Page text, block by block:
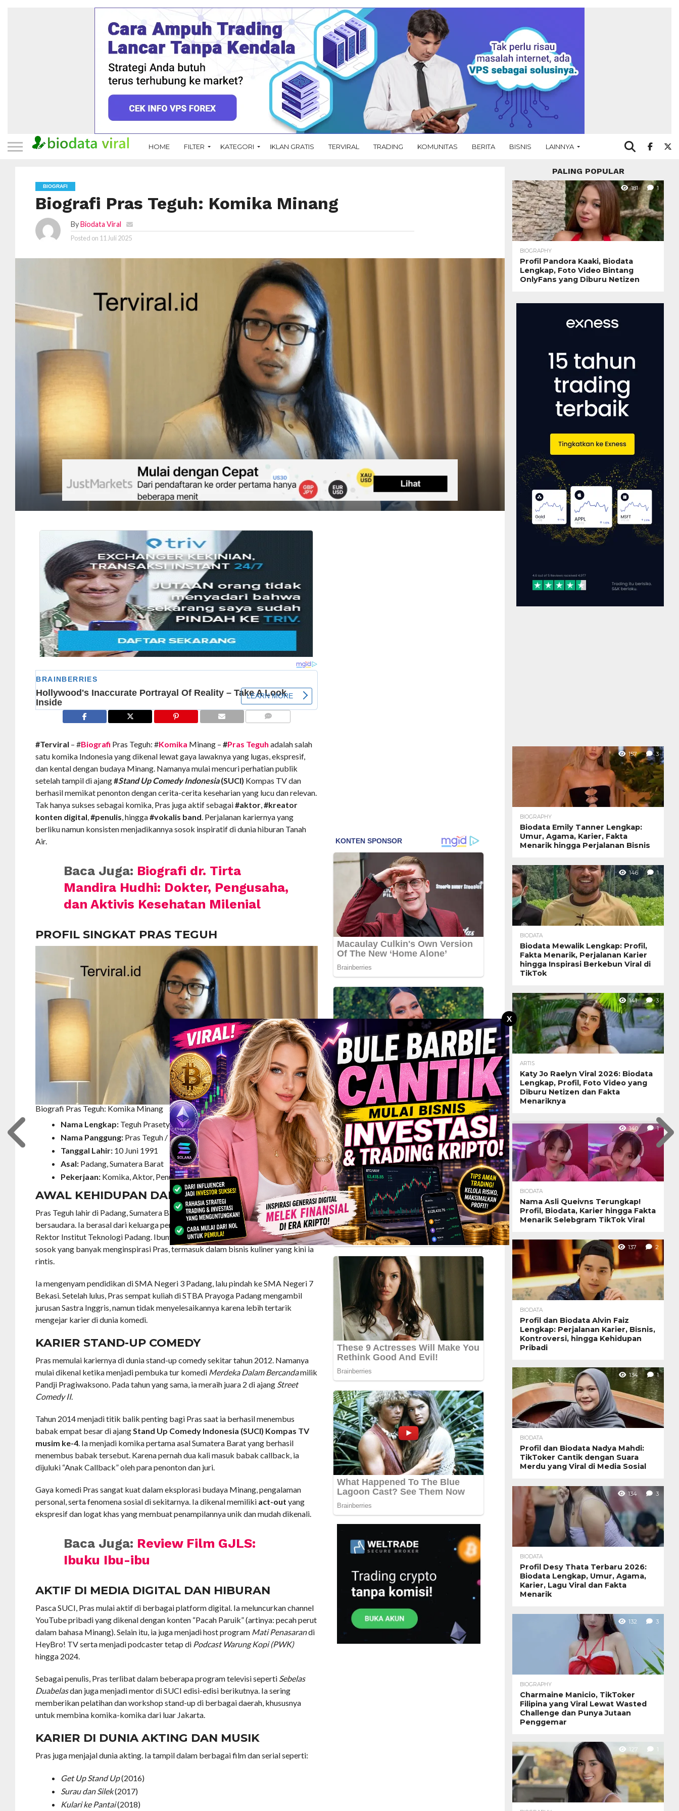
X
HOME FILTER KATEGORI IKLAN GRATIS TERVIRAL TRADING KOMUNITAS BERITA BISNIS LAINNYA
BIOGRAFI
Biografi Pras Teguh: Komika Minang
By Biodata Viral
Posted on 11 Juli 2025
#Terviral – #Biografi Pras Teguh: #Komika Minang –#Pras Teguh adalah salah
satu komika Indonesia yang dikenal lewat gaya lawaknya yang lugas, ekspresif,
dan kental dengan budaya Minang. Namanya mulai mencuri perhatian publik
setelah tampil di ajang#Stand Up Comedy Indonesia(SUCI) Kompas TV dan
berhasil memikat penonton dengan cerita-cerita keseharian yang lucu dan relevan.
Tak hanya sukses sebagai komika, Pras juga aktif sebagai#aktor,#kreator
konten digital,#penulis, hingga#vokalis band. Perjalanan kariernya yang
berliku namun konsisten menjadikannya sosok inspiratif di dunia hiburan Tanah
Air.
Baca Juga: Biografi dr. Tirta
Mandira Hudhi: Dokter, Pengusaha,
dan Aktivis Kesehatan Milenial
PROFIL SINGKAT PRAS TEGUH
Biografi Pras Teguh: Komika Minang
Nama Lengkap: Teguh Prasetyo
Nama Panggung: Pras Teguh / Praz Teguh
Tanggal Lahir: 10 Juni 1991
Asal: Padang, Sumatera Barat
Pekerjaan: Komika, Aktor, Penulis, Musisi
AWAL KEHIDUPAN DAN PENDIDIKAN
Pras Teguh lahir di Padang, Sumatera Barat, sebagai anak sulung dari tiga
bersaudara. Ia berasal dari keluarga pendidik; sang ayah, Hendri Nofrianto, adalah
Rektor Institut Teknologi Padang. Ibunya, Syalfia Ankuniarti, dikenal sebagai
sosok yang banyak menginspirasi Pras, termasuk dalam bisnis kuliner yang kini ia
rintis.
Ia mengenyam pendidikan di SMA Negeri 3 Padang, lalu pindah ke SMA Negeri 7
Bekasi. Setelah lulus, Pras sempat kuliah di STBA Prayoga Padang mengambil
jurusan Sastra Inggris, namun tidak menyelesaikannya karena lebih tertarik
mengejar karier di dunia komedi.
KARIER STAND-UP COMEDY
Pras memulai kariernya di dunia stand-up comedy sekitar tahun 2012. Namanya
mulai dikenal ketika menjadi pembuka tur komedi Merdeka Dalam Bercandamilik
Pandji Pragiwaksono. Pada tahun yang sama, ia meraih juara 2 di ajang Street
Comedy II.
Tahun 2014 menjadi titik balik penting bagi Pras saat ia berhasil menembus
babak empat besar di ajangStand Up Comedy Indonesia (SUCI) Kompas TV
musim ke-4. Ia menjadi komika pertama asal Sumatera Barat yang berhasil
menembus babak tersebut. Karena pernah dua kali masuk babak callback, ia
dijuluki “Anak Callback” oleh para penonton dan juri.
Gaya komedi Pras sangat kuat dalam eksplorasi budaya Minang, pengalaman
personal, serta fenomena sosial di sekitarnya. Ia dikenal memiliki act-out yang
ekspresif dan logat khas yang membuat penampilannya unik dan mudah dikenali.
Baca Juga: Review Film GJLS:
Ibuku Ibu-ibu
AKTIF DI MEDIA DIGITAL DAN HIBURAN
Pasca SUCI, Pras mulai aktif di berbagai platform digital. Ia meluncurkan channel
YouTube pribadi yang dikenal dengan konten “Pacah Paruik” (artinya: pecah perut
dalam bahasa Minang). Selain itu, ia juga menjadi host program Mati Penasarandi
HeyBro! TV serta menjadi podcaster tetap di Podcast Warung Kopi (PWK)
hingga 2024.
Sebagai penulis, Pras terlibat dalam beberapa program televisi seperti Sebelas
Duabelasdan juga menjadi mentor di SUCI edisi-edisi berikutnya. Ia sering
memberikan pelatihan dan workshop stand-up di berbagai daerah, khususnya
untuk membina komika-komika dari luar Jakarta.
KARIER DI DUNIA AKTING DAN MUSIK
Pras juga menjajal dunia akting. Ia tampil dalam berbagai film dan serial seperti:
Get Up Stand Up(2016)
Surau dan Silek(2017)
Kulari ke Pantai(2018)
PALING POPULAR
181 1
BIOGRAPHY
Profil Pandora Kaaki, Biodata
Lengkap, Foto Video Bintang
OnlyFans yang Diburu Netizen
157 3
BIOGRAPHY
Biodata Emily Tanner Lengkap:
Umur, Agama, Karier, Fakta
Menarik hingga Perjalanan Bisnis
146 1
BIODATA
Biodata Mewalik Lengkap: Profil,
Fakta Menarik, Perjalanan Karier
hingga Inspirasi Berkebun Viral di
TikTok
141 3
ARTIS
Katy Jo Raelyn Viral 2026: Biodata
Lengkap, Profil, Foto Video yang
Diburu Netizen dan Fakta
Menariknya
140 1
BIODATA
Nama Asli Queivns Terungkap!
Profil, Biodata, Karier hingga Fakta
Menarik Selebgram TikTok Viral
137 2
BIODATA
Profil dan Biodata Alvin Faiz
Lengkap: Perjalanan Karier, Bisnis,
Kontroversi, hingga Kehidupan
Pribadi
134 1
BIODATA
Profil dan Biodata Nadya Mahdi:
TikToker Cantik dengan Suara
Merdu yang Viral di Media Sosial
134 3
BIODATA
Profil Desy Thata Terbaru 2026:
Biodata Lengkap, Umur, Agama,
Karier, Lagu Viral dan Fakta
Menarik
132 3
BIOGRAPHY
Charmaine Manicio, TikToker
Filipina yang Viral Lewat Wasted
Challenge dan Punya Jutaan
Penggemar
127 1